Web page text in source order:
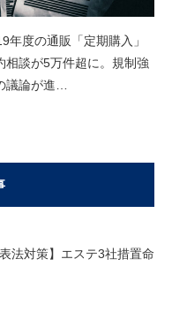
年度の通販「定期購入」
相談が5万件超に。規制強
議論が進…
法対策】エステ3社措置命